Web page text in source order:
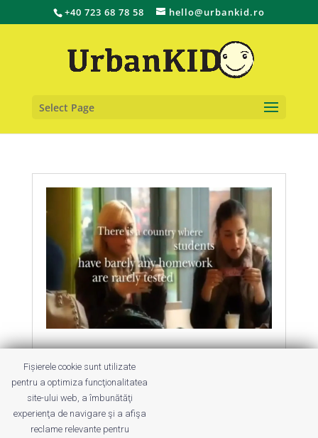
+40 723 68 78 58 hello@urbankid.ro
Select Page
bycuca |23 Jul 2013
Fișierele cookie sunt utilizate
pentru a optimiza funcţionalitatea
site-ului web, a îmbunătăţi
experienţa de navigare şi a afişa
reclame relevante pentru